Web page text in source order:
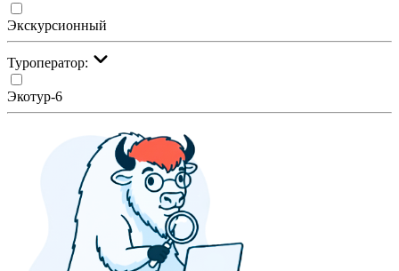
Экскурсионный
Туроператор:
Экотур-6